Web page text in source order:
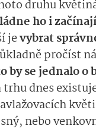
druhu
ho i
jevybrat
pročíst
by se jednalo o
trhu dnes
nebo